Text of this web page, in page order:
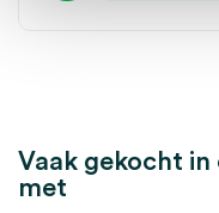
Vaak gekocht
met